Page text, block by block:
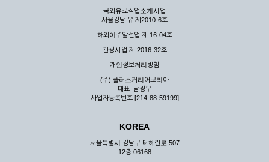
게 누설, 배포하여서는 안됩니다. 다만, 관계법령에 의하여 국가
기관 등의 합법적인 요구가 있는 경우에는 해당 되지 않습니다.
③ 회사는 이용자로부터 제기되는 의견이나 불만이 정당하다고
인정할 경우에는 즉시 처리하여야 하며, 즉시 처리가 곤란한 경
우 그 처리를 위해 노력해야 합니다.
제7조 (회원의 의무)
① 회원은 ID와 비밀 번호에 관한 모든 관리의 책임이 있으며
② 회원은 이용신청서의 기재내용 중 변경된 내용이 있는 경우
서비스를 통하여 그 내용을 회사에 통지하여야 합니다.
③ 다른 회원의 ID와 비밀번호를 부당하게 사용하는 행위를
국외유료직업소개사업
서울강남 유 제2010-6호
해외이주알선업 제 16-04호
관광사업 제 2016-32호
개인정보처리방침
(주) 플러스커리어코리아
대표: 남광우
사업자등록번호 [214-88-59199]
KOREA
서울특별시 강남구 테헤란로 507
12층 06168